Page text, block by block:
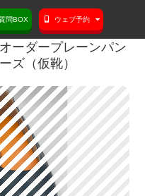
問BOX ウェブ予約
ーダープレーンパン
ズ（仮靴）